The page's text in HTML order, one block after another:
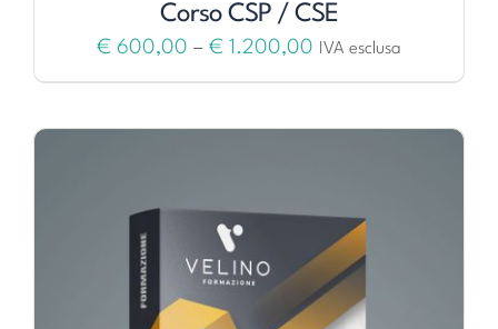
Corso CSP / CSE
€ 600,00 – € 1.200,00 IVA esclusa